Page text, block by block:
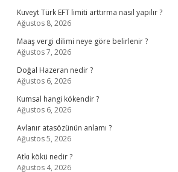
Kuveyt Türk EFT limiti arttırma nasıl yapılır ?
Ağustos 8, 2026
Maaş vergi dilimi neye göre belirlenir ?
Ağustos 7, 2026
Doğal Hazeran nedir ?
Ağustos 6, 2026
Kumsal hangi kökendir ?
Ağustos 6, 2026
Avlanır atasözünün anlamı ?
Ağustos 5, 2026
Atkı kökü nedir ?
Ağustos 4, 2026